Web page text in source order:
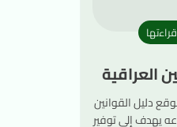
العراقية
دليل القوانين
يهدف إلى توفير